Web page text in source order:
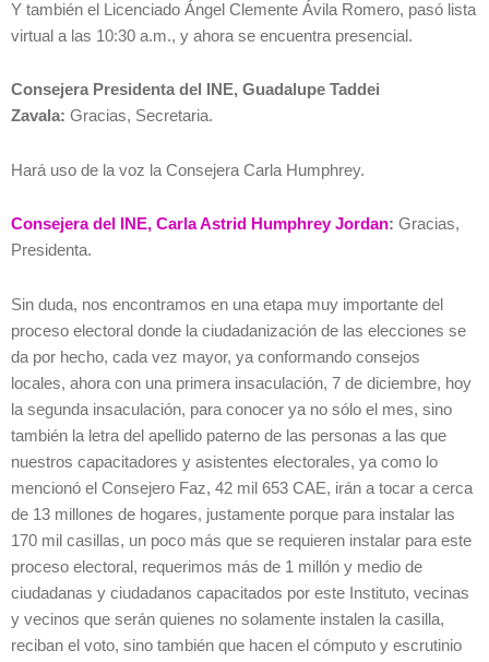
Y también el Licenciado Ángel Clemente Ávila Romero, pasó lista
virtual a las 10:30 a.m., y ahora se encuentra presencial.
Consejera Presidenta del INE, Guadalupe Taddei
Zavala: Gracias, Secretaria.
Hará uso de la voz la Consejera Carla Humphrey.
Consejera del INE, Carla Astrid Humphrey Jordan: Gracias,
Presidenta.
Sin duda, nos encontramos en una etapa muy importante del
proceso electoral donde la ciudadanización de las elecciones se
da por hecho, cada vez mayor, ya conformando consejos
locales, ahora con una primera insaculación, 7 de diciembre, hoy
la segunda insaculación, para conocer ya no sólo el mes, sino
también la letra del apellido paterno de las personas a las que
nuestros capacitadores y asistentes electorales, ya como lo
mencionó el Consejero Faz, 42 mil 653 CAE, irán a tocar a cerca
de 13 millones de hogares, justamente porque para instalar las
170 mil casillas, un poco más que se requieren instalar para este
proceso electoral, requerimos más de 1 millón y medio de
ciudadanas y ciudadanos capacitados por este Instituto, vecinas
y vecinos que serán quienes no solamente instalen la casilla,
reciban el voto, sino también que hacen el cómputo y escrutinio